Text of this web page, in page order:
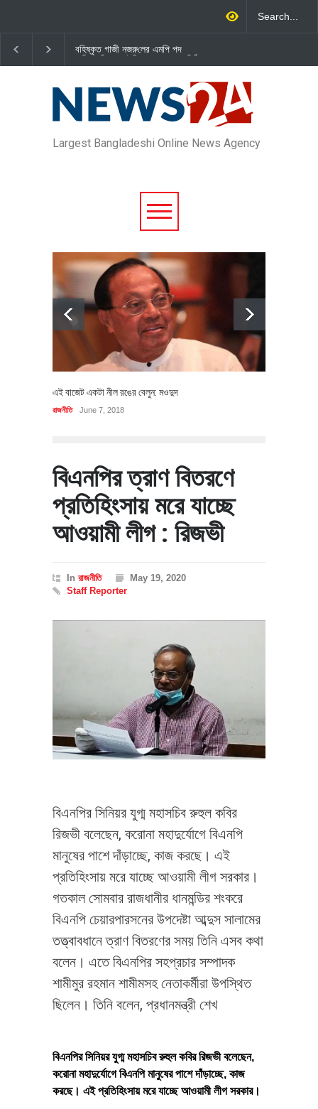
বহিষ্কৃত গাজী নজরু‌লের এম‌পি পদ
বা‌তি‌লে স্পিকার-ইসিকে জামায়া‌তের চি‌ঠি
Largest Bangladeshi Online News Agency
এই বাজেট একটা নীল রঙের বেলুন: মওদুদ
রাজনীতি June 7, 2018
বিএনপির ত্রাণ বিতরণে
প্রতিহিংসায় মরে যাচ্ছে
আওয়ামী লীগ : রিজভী
In রাজনীতি
May 19, 2020
Staff Reporter
বিএনপির সিনিয়র যুগ্ম মহাসচিব রুহুল কবির
রিজভী বলেছেন, করোনা মহাদুর্যোগে বিএনপি
মানুষের পাশে দাঁড়াচ্ছে, কাজ করছে। এই
প্রতিহিংসায় মরে যাচ্ছে আওয়ামী লীগ সরকার।
গতকাল সোমবার রাজধানীর ধানমন্ডির শংকরে
বিএনপি চেয়ারপারসনের উপদেষ্টা আব্দুস সালামের
তত্ত্বাবধানে ত্রাণ বিতরণের সময় তিনি এসব কথা
বলেন। এতে বিএনপির সহপ্রচার সম্পাদক
শামীমুর রহমান শামীমসহ নেতাকর্মীরা উপস্থিত
ছিলেন। তিনি বলেন, প্রধানমন্ত্রী শেখ
বিএনপির সিনিয়র যুগ্ম মহাসচিব রুহুল কবির রিজভী বলেছেন,
করোনা মহাদুর্যোগে বিএনপি মানুষের পাশে দাঁড়াচ্ছে, কাজ
করছে। এই প্রতিহিংসায় মরে যাচ্ছে আওয়ামী লীগ সরকার।